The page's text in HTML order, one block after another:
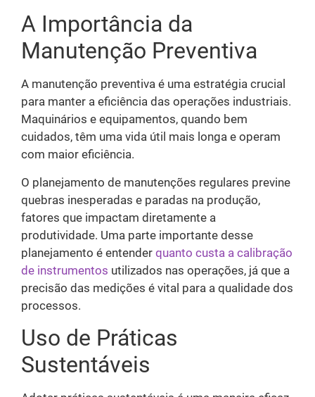
A Importância da
Manutenção Preventiva
A manutenção preventiva é uma estratégia crucial
para manter a eficiência das operações industriais.
Maquinários e equipamentos, quando bem
cuidados, têm uma vida útil mais longa e operam
com maior eficiência.
O planejamento de manutenções regulares previne
quebras inesperadas e paradas na produção,
fatores que impactam diretamente a
produtividade. Uma parte importante desse
planejamento é entender quanto custa a calibração
de instrumentos utilizados nas operações, já que a
precisão das medições é vital para a qualidade dos
processos.
Uso de Práticas
Sustentáveis